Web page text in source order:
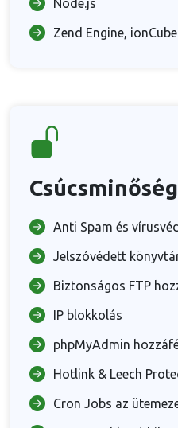
Node.js
Zend Engine,
Anti Spam és
Jelszóvédett
Biztonságos FTP
IP blokkolás
phpMyAdmin
Hotlink & Leech
Cron Jobs az